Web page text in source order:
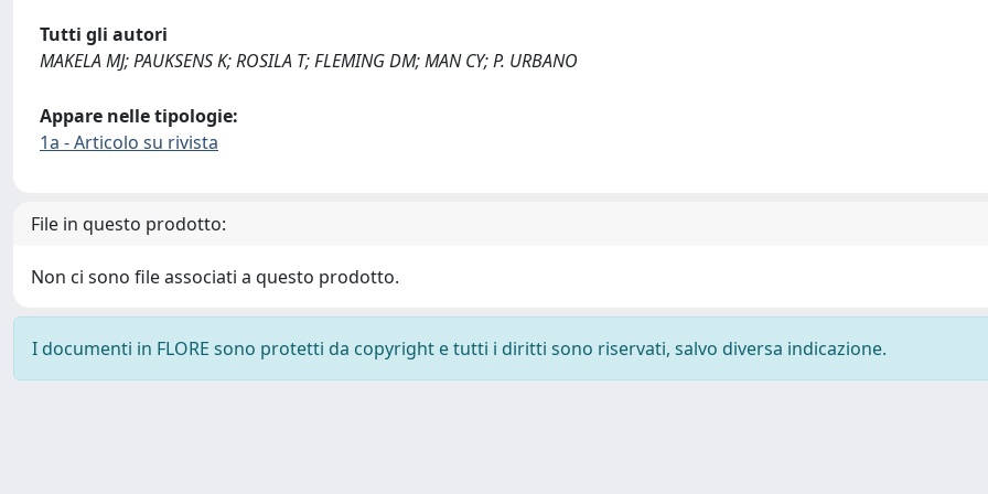
Tutti gli autori
MAKELA MJ; PAUKSENS K; ROSILA T; FLEMING DM; MAN CY; P. URBANO
Appare nelle tipologie:
1a - Articolo su rivista
File in questo prodotto:
Non ci sono file associati a questo prodotto.
I documenti in FLORE sono protetti da copyright e tutti i diritti sono riservati, salvo diversa indicazione.